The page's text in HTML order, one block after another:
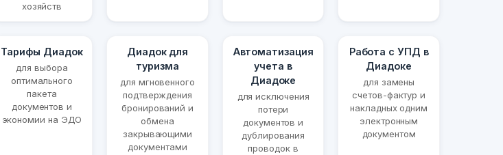
хозяйств
Тарифы Диадок
для выбора
оптимального
пакета
документов и
экономии на ЭДО
Диадок для
туризма
для мгновенного
подтверждения
бронирований и
обмена
закрывающими
документами
Автоматизация
учета в
Диадоке
для исключения
потери
документов и
дублирования
проводок в
Работа с УПД в
Диадоке
для замены
счетов-фактур и
накладных одним
электронным
документом